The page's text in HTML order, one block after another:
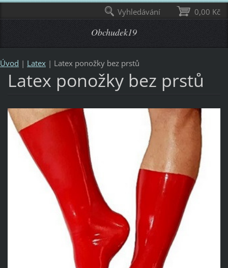
Obchudek19
Úvod | Latex | Latex ponožky bez prstů
Latex ponožky bez prstů
0,00 Kč
Vyhledávání